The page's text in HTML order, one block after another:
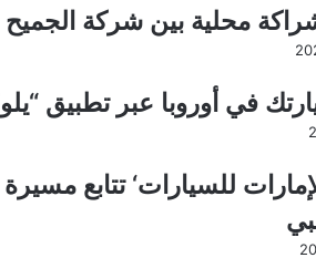
محلية بين شركة
في أوروبا عبر تطبيق
للسيارات‘ تتابع